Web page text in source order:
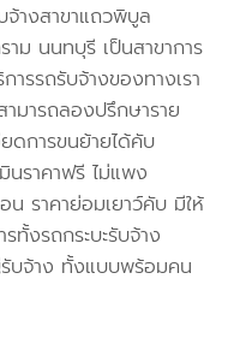
จ้างสาขาแถวพิบูล
าม นนทบุรี เป็นสาขาการ
การรถรับจ้างของทางเรา
มารถลองปรึกษาราย
ยดการขนย้ายได้คับ
มินราคาฟรี ไม่แพง
น ราคาย่อมเยาว์คับ มีให้
รทั้งรถกระบะรับจ้าง
บจ้าง ทั้งแบบพร้อมคน